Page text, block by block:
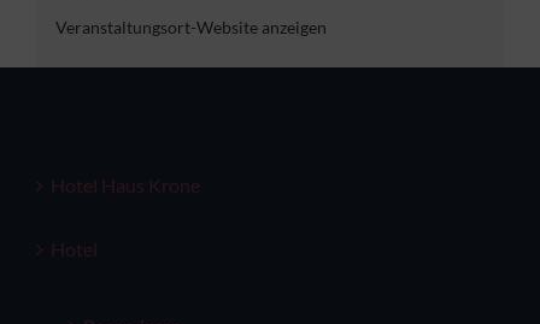
Veranstaltungsort-Website anzeigen
Hotel Haus Krone
Hotel